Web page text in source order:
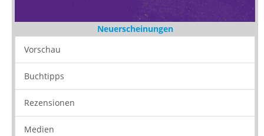
Neuerscheinungen
Vorschau
Buchtipps
Rezensionen
Medien